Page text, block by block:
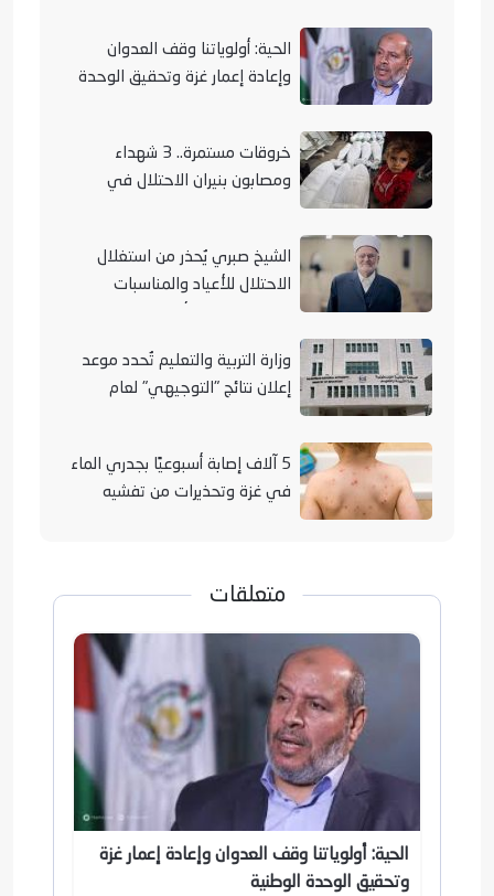
الحية: أولوياتنا وقف العدوان
وإعادة إعمار غزة وتحقيق الوحدة
خروقات مستمرة.. 3 شهداء
ومصابون بنيران الاحتلال في
الشيخ صبري يُحذر من استغلال
الاحتلال للأعياد والمناسبات
وزارة التربية والتعليم تُحدد موعد
إعلان نتائج "التوجيهي" لعام
5 آلاف إصابة أسبوعيًا بجدري الماء
في غزة وتحذيرات من تفشيه
متعلقات
الحية: أولوياتنا وقف العدوان وإعادة إعمار غزة
وتحقيق الوحدة الوطنية